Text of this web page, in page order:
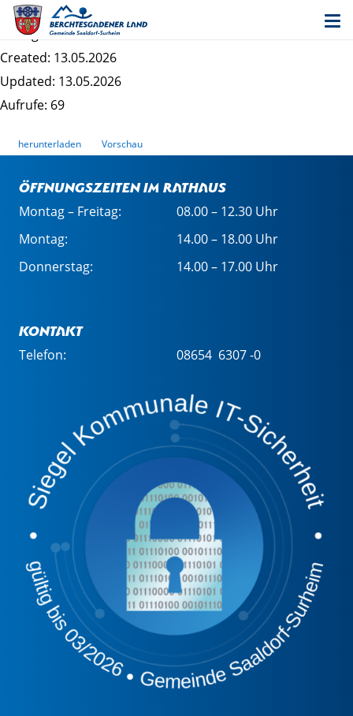
Bebauungsplan Brunnerfeld - Planzeichnung
Dateigrösse: 0.98 MB
Created: 13.05.2026
Updated: 13.05.2026
Aufrufe: 69
herunterladen Vorschau
Öffnungszeiten im Rathaus
Montag – Freitag:
08.00 – 12.30 Uhr
Montag:
14.00 – 18.00 Uhr
Donnerstag:
14.00 – 17.00 Uhr
Kontakt
Telefon: 08654 6307 -0